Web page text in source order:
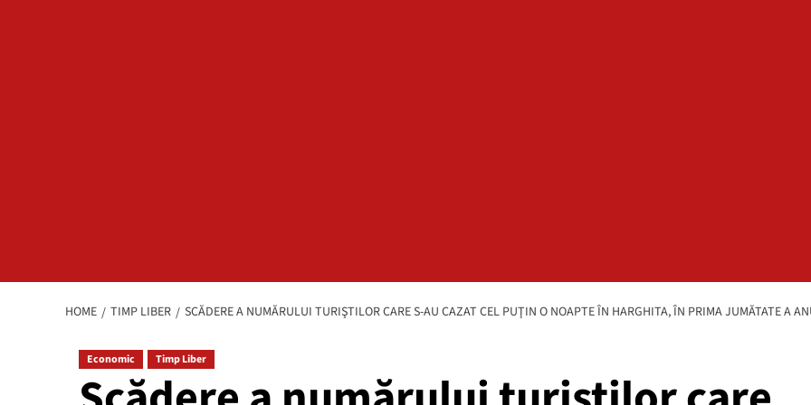
HOME TIMP LIBER SCĂDERE A NUMĂRULUI TURIŞTILOR CARE S-AU CAZAT CEL PUŢIN O NOAPTE ÎN HARGHITA, ÎN PRIMA JUMĂTATE A
Economic Timp Liber